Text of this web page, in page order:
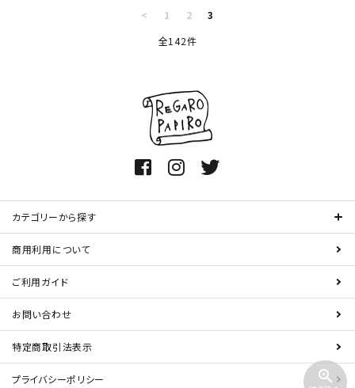
< 1 2
3
全142件
zoom_in
カテゴリーから探す
商用利用について
ご利用ガイド
お問い合わせ
特定商取引法表示
プライバシーポリシー